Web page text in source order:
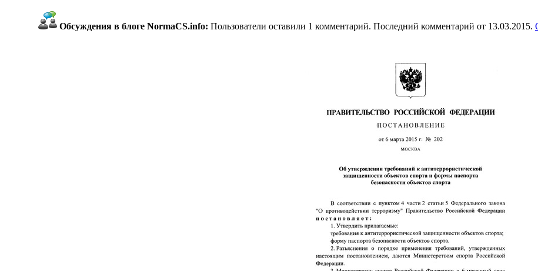
Обсуждения в блоге NormaCS.info: Пользователи оставили 1 комментарий. Последний комментарий от 13.03.2015.